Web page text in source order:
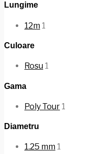
Lungime
12m 1
Culoare
Rosu 1
Gama
Poly Tour 1
Diametru
1.25 mm 1